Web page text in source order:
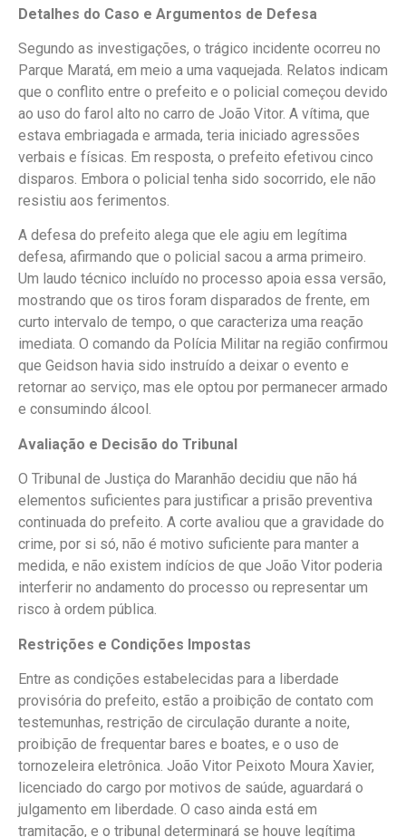
Detalhes do Caso e Argumentos de Defesa
Segundo as investigações, o trágico incidente ocorreu no
Parque Maratá, em meio a uma vaquejada. Relatos indicam
que o conflito entre o prefeito e o policial começou devido
ao uso do farol alto no carro de João Vitor. A vítima, que
estava embriagada e armada, teria iniciado agressões
verbais e físicas. Em resposta, o prefeito efetivou cinco
disparos. Embora o policial tenha sido socorrido, ele não
resistiu aos ferimentos.
A defesa do prefeito alega que ele agiu em legítima
defesa, afirmando que o policial sacou a arma primeiro.
Um laudo técnico incluído no processo apoia essa versão,
mostrando que os tiros foram disparados de frente, em
curto intervalo de tempo, o que caracteriza uma reação
imediata. O comando da Polícia Militar na região confirmou
que Geidson havia sido instruído a deixar o evento e
retornar ao serviço, mas ele optou por permanecer armado
e consumindo álcool.
Avaliação e Decisão do Tribunal
O Tribunal de Justiça do Maranhão decidiu que não há
elementos suficientes para justificar a prisão preventiva
continuada do prefeito. A corte avaliou que a gravidade do
crime, por si só, não é motivo suficiente para manter a
medida, e não existem indícios de que João Vitor poderia
interferir no andamento do processo ou representar um
risco à ordem pública.
Restrições e Condições Impostas
Entre as condições estabelecidas para a liberdade
provisória do prefeito, estão a proibição de contato com
testemunhas, restrição de circulação durante a noite,
proibição de frequentar bares e boates, e o uso de
tornozeleira eletrônica. João Vitor Peixoto Moura Xavier,
licenciado do cargo por motivos de saúde, aguardará o
julgamento em liberdade. O caso ainda está em
tramitação, e o tribunal determinará se houve legítima